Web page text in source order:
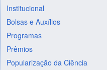
Institucional
Bolsas e Auxílios
Programas
Prêmios
Popularização da Ciência